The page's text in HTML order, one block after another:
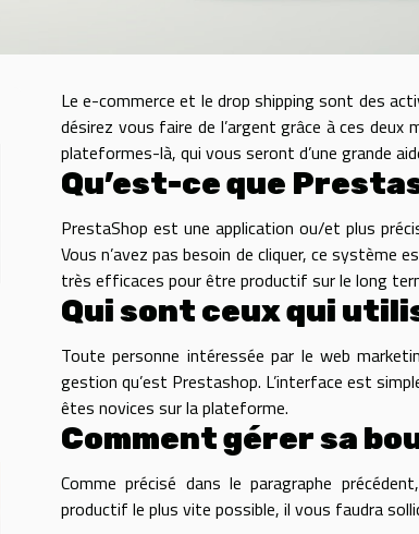
Le e-commerce et le drop shipping sont des
désirez vous faire de l’argent grâce à ces
plateformes-là, qui vous seront d’une grande
Qu’est-ce que
PrestaShop est une application ou/et plus
Vous n’avez pas besoin de cliquer, ce système
très efficaces pour être productif sur le long
Qui sont ceux qui
Toute personne intéressée par le web
gestion qu’est Prestashop. L’interface est
êtes novices sur la plateforme.
Comment gérer sa
Comme précisé dans le paragraphe
productif le plus vite possible, il vous faudra